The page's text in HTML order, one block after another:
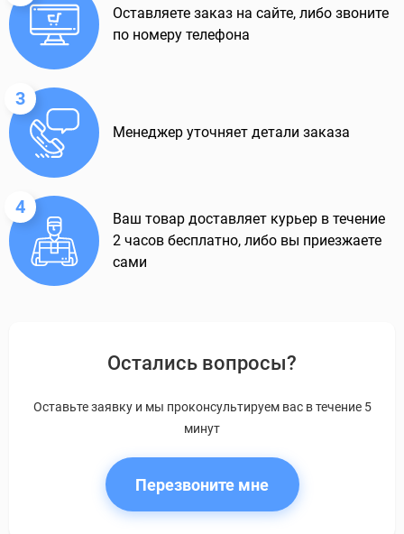
Оставляете заказ на сайте, либо звоните
по номеру телефона
3
Менеджер уточняет детали заказа
4
Ваш товар доставляет курьер в течение
2 часов бесплатно, либо вы приезжаете
сами
Остались вопросы?
Оставьте заявку и мы проконсультируем вас в течение 5
минут
Перезвоните мне